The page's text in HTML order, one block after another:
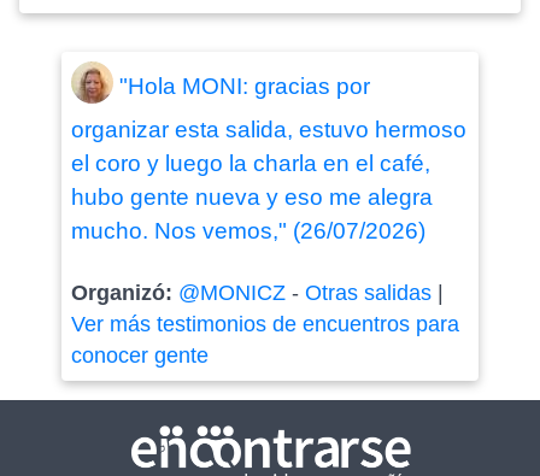
"Hola MONI: gracias por
organizar esta salida, estuvo hermoso
el coro y luego la charla en el café,
hubo gente nueva y eso me alegra
mucho. Nos vemos," (26/07/2026)
Organizó: @MONICZ- Otras salidas|
Ver más testimonios de encuentros para
conocer gente